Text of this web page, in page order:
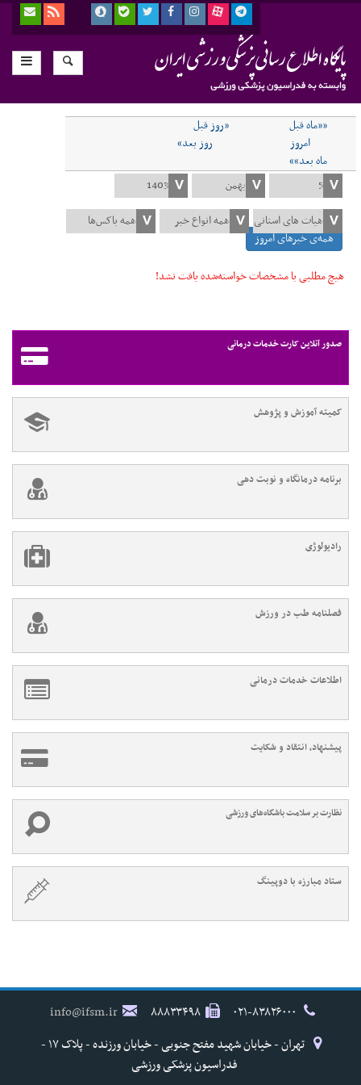
««ماه قبل
«روز قبل
امروز
روز بعد»
ماه بعد»»
همه‌ی خبرهای امروز
هیچ مطلبی با مشخصات خواسته‌شده یافت نشد!
صدور آنلاین کارت خدمات درمانی
کمیته آموزش و پژوهش
برنامه درمانگاه و نوبت دهی
رادیولوژی
فصلنامه طب در ورزش
اطلاعات خدمات درمانی
پیشنهاد، انتقاد و شکایت
نظارت بر سلامت باشگاه‌های ورزشی
ستاد مبارزه با دوپینگ
۸۸۸۳۳۴۹۸
info@ifsm.ir
تهران - خیابان شهید مفتح جنوبی - خیابان ورزنده - پلاک ۱۷ -
فدراسیون پزشکی ورزشی